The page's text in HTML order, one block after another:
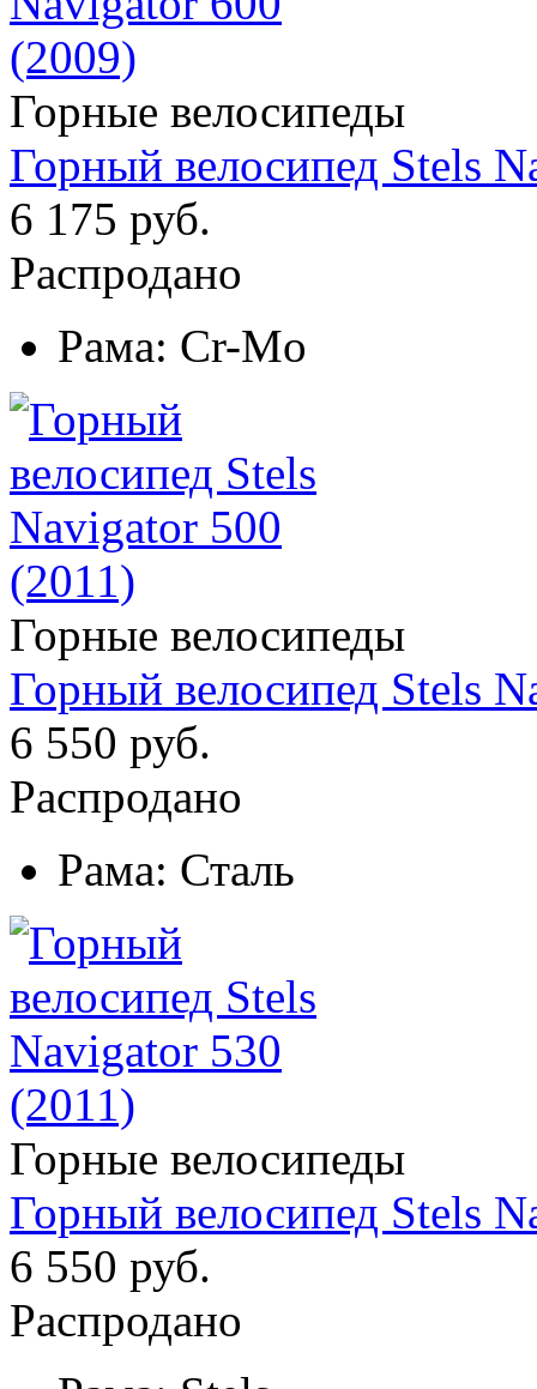
Горные велосипеды
Горный велосипед Stels
6 175 руб.
Распродано
Рама: Cr-Mo
Горные велосипеды
Горный велосипед Stels
6 550 руб.
Распродано
Рама: Сталь
Горные велосипеды
Горный велосипед Stels
6 550 руб.
Распродано